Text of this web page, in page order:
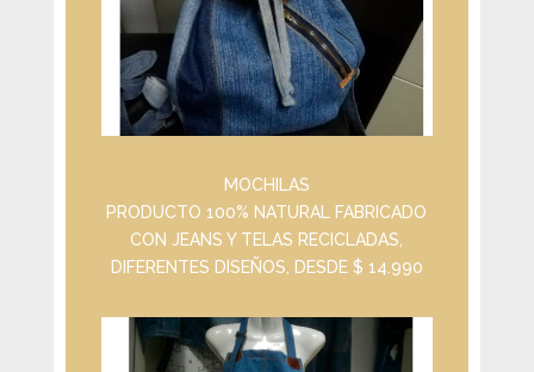
MOCHILAS
PRODUCTO 100% NATURAL FABRICADO
CON JEANS Y TELAS RECICLADAS,
DIFERENTES DISEÑOS, DESDE $ 14.990